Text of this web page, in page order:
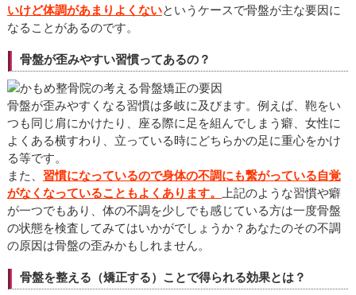
いけど体調があまりよくないというケースで骨盤が主な要因に
なることがあるのです。
骨盤が歪みやすい習慣ってあるの？
骨盤が歪みやすくなる習慣は多岐に及びます。例えば、鞄をい
つも同じ肩にかけたり、座る際に足を組んでしまう癖、女性に
よくある横すわり、立っている時にどちらかの足に重心をかけ
る等です。
また、 習慣になっているので身体の不調にも繋がっている自覚
がなくなっていることもよくあります。
上記のような習慣や癖
が一つでもあり、体の不調を少しでも感じている方は一度骨盤
の状態を検査してみてはいかがでしょうか？あなたのその不調
の原因は骨盤の歪みかもしれません。
骨盤を整える（矯正する）ことで得られる効果とは？